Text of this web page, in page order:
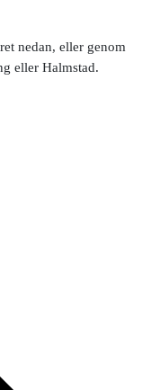
nedan, eller genom
eller Halmstad.